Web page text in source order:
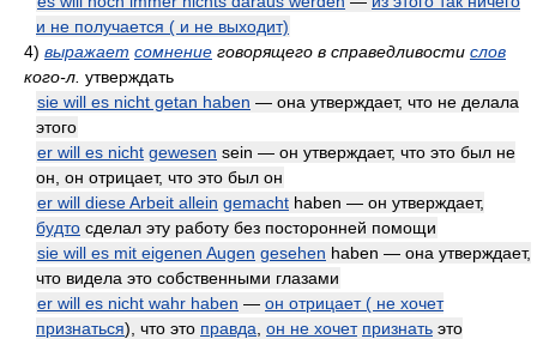
и не получается ( и не выходит)
4) выражает сомнение говорящего в справедливости слов
кого-л. утверждать
sie will es nicht getan haben — она утверждает, что не делала
этого
er will es nicht gewesen sein — он утверждает, что это был не
он, он отрицает, что это был он
er will diese Arbeit allein gemacht haben — он утверждает,
будто сделал эту работу без посторонней помощи
sie will es mit eigenen Augen gesehen haben — она утверждает,
что видела это собственными глазами
er will es nicht wahr haben — он отрицает ( не хочет
признаться), что это правда он не хочет признать это